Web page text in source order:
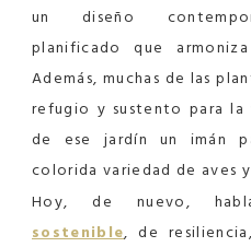
un diseño
planificado que
Además, muchas de las
refugio y sustento para la
de ese jardín un imán
colorida variedad de aves
Hoy, de nuevo,
sostenible, de